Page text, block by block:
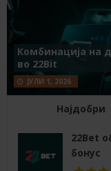
Комбинација на
во 22Bit
ЈУЛИ 1, 2026
Најдобри
22Bet
бонус